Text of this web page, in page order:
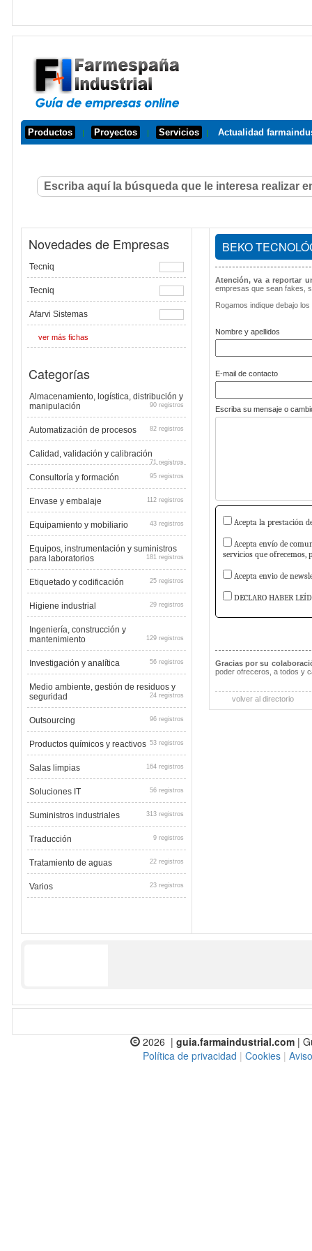
Productos | Proyectos | Servicios | Actualidad
Novedades de Empresas
Tecniq
Tecniq
Afarvi Sistemas
ver más fichas
Categorías
Almacenamiento, logística, distribución y
manipulación
90 registros
Automatización de procesos 82 registros
Calidad, validación y calibración
71 registros
Consultoría y formación 95 registros
Envase y embalaje 112 registros
Equipamiento y mobiliario 43 registros
Equipos, instrumentación y suministros
para laboratorios
181 registros
Etiquetado y codificación 25 registros
Higiene industrial 29 registros
Ingeniería, construcción y
mantenimiento
129 registros
Investigación y analítica 56 registros
Medio ambiente, gestión de residuos y
seguridad
24 registros
Outsourcing 96 registros
Productos químicos y reactivos 53 registros
Salas limpias 164 registros
Soluciones IT 56 registros
Suministros industriales 313 registros
Traducción 9 registros
Tratamiento de aguas 22 registros
Varios 23 registros
BEKO
Atención, va a reportar
empresas que sean fakes,
Rogamos indique debajo
Nombre y apellidos
E-mail de contacto
Escriba su mensaje o
Acepta la prestación
Acepta envío de
servicios que ofrecemos,
Acepta envio de
DECLARO HABER
Gracias por su
poder ofreceros, a todos y
volver al directorio
2026 | guia.farmaindustrial.com |
Política de privacidad | Cookies |